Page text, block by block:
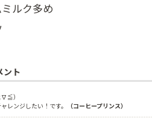
ルク多め
ント
）
レンジしたい！です。
（コーヒープリンス）